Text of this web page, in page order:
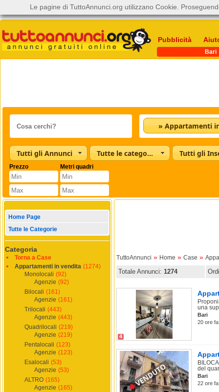
Pubblicità
Bari
Tutti gli Annunci Tutte le categorie Tutti gli
Prezzo Metri quadri
Home Page
Tutte le Categorie
Categoria
Torna a Case
Appartamenti in vendita (1274)
Monolocali (92)
Agenzie (92)
Bilocali (161)
Agenzie (161)
Trilocali (443)
Agenzie (443)
Quadrilocali (219)
Agenzie (219)
Pentalocali (123)
Agenzie (123)
Esalocali (53)
Agenzie (53)
ALTRO (165)
Agenzie (165)
TuttoAnnunci » Home » Case »
Totale Annunci: 1274
4
una
Bari
20 ore
del
Bari
22 ore
Le pagine di TuttoAnnunci.org utilizzano Cookie.